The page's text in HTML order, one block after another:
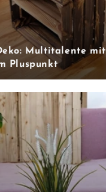
Multitalente mit
Pluspunkt